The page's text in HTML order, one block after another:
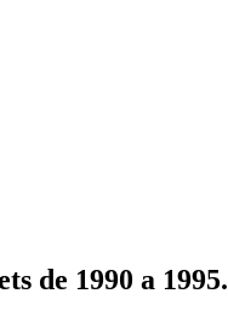
de 1990 a 1995.